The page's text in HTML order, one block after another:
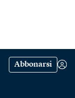
Abbonarsi